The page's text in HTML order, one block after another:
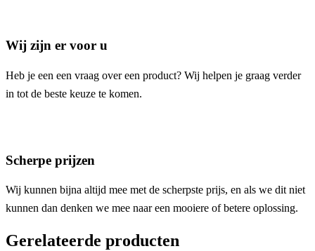
Wij zijn er voor u
Heb je een een vraag over een product? Wij helpen je graag verder
in tot de beste keuze te komen.
Scherpe prijzen
Wij kunnen bijna altijd mee met de scherpste prijs, en als we dit niet
kunnen dan denken we mee naar een mooiere of betere oplossing.
Gerelateerde producten